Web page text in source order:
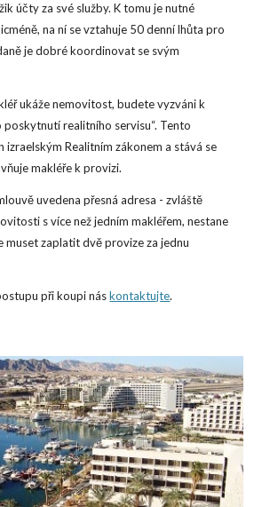
účty za své služby. K tomu je nutné
na ní se vztahuje 50 denní lhůta pro
je dobré koordinovat se svým
ukáže nemovitost, budete vyzváni k
realitního servisu“. Tento
izraelským Realitním zákonem a stává se
makléře k provizi.
uvedena přesná adresa - zvláště
s více než jedním makléřem, nestane
muset zaplatit dvě provize za jednu
při koupi nás kontaktujte.